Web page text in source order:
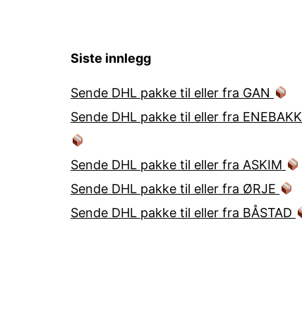
Siste innlegg
Sende DHL pakke til eller fra GAN
Sende DHL pakke til eller fra ENEBAKK
Sende DHL pakke til eller fra ASKIM
Sende DHL pakke til eller fra ØRJE
Sende DHL pakke til eller fra BÅSTAD